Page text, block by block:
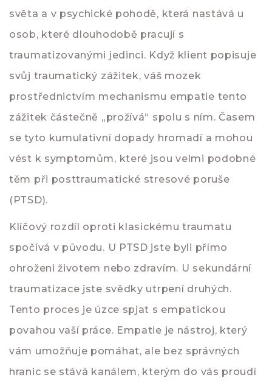
světa a v psychické pohodě, která nastává u
osob, které dlouhodobě pracují s
traumatizovanými jedinci. Když klient popisuje
svůj traumatický zážitek, váš mozek
prostřednictvím mechanismu empatie tento
zážitek částečně „prožívá“ spolu s ním. Časem
se tyto kumulativní dopady hromadí a mohou
vést k symptomům, které jsou velmi podobné
těm při posttraumatické stresové poruše
(PTSD).
Klíčový rozdíl oproti klasickému traumatu
spočívá v původu. U PTSD jste byli přímo
ohroženi životem nebo zdravím. U sekundární
traumatizace jste svědky utrpení druhých.
Tento proces je úzce spjat s empatickou
povahou vaší práce. Empatie je nástroj, který
vám umožňuje pomáhat, ale bez správných
hranic se stává kanálem, kterým do vás proudí